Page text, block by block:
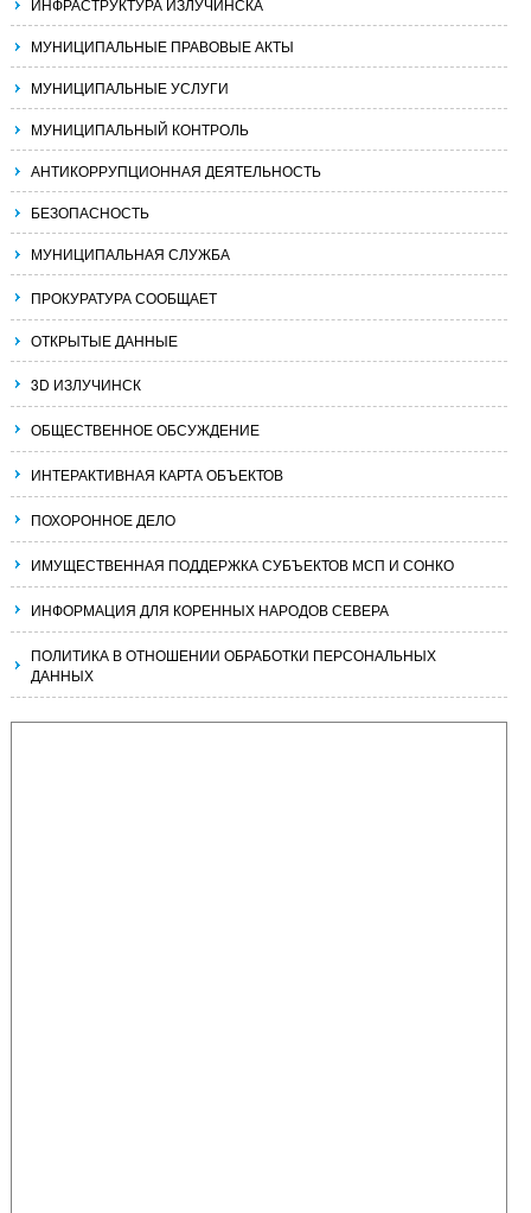
ИНФРАСТРУКТУРА ИЗЛУЧИНСКА
МУНИЦИПАЛЬНЫЕ ПРАВОВЫЕ АКТЫ
МУНИЦИПАЛЬНЫЕ УСЛУГИ
МУНИЦИПАЛЬНЫЙ КОНТРОЛЬ
АНТИКОРРУПЦИОННАЯ ДЕЯТЕЛЬНОСТЬ
БЕЗОПАСНОСТЬ
МУНИЦИПАЛЬНАЯ СЛУЖБА
ПРОКУРАТУРА СООБЩАЕТ
ОТКРЫТЫЕ ДАННЫЕ
3D ИЗЛУЧИНСК
ОБЩЕСТВЕННОЕ ОБСУЖДЕНИЕ
ИНТЕРАКТИВНАЯ КАРТА ОБЪЕКТОВ
ПОХОРОННОЕ ДЕЛО
ИМУЩЕСТВЕННАЯ ПОДДЕРЖКА СУБЪЕКТОВ МСП И СОНКО
ИНФОРМАЦИЯ ДЛЯ КОРЕННЫХ НАРОДОВ СЕВЕРА
ПОЛИТИКА В ОТНОШЕНИИ ОБРАБОТКИ ПЕРСОНАЛЬНЫХ
ДАННЫХ